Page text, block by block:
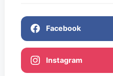
Facebook
Instagram